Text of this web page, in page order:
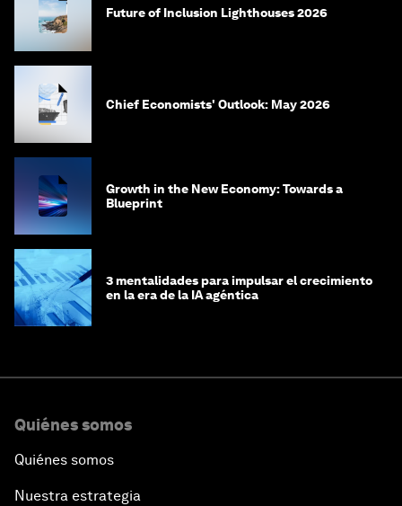
Future of Inclusion Lighthouses 2026
Chief Economists' Outlook: May 2026
Growth in the New Economy: Towards a
Blueprint
3 mentalidades para impulsar el crecimiento
en la era de la IA agéntica
Quiénes somos
Quiénes somos
Nuestra estrategia